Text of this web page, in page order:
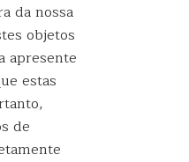
da nossa
objetos
apresente
estas
de